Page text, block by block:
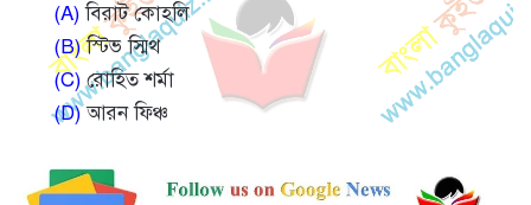
(A)বিরাট কোহলি
(B)স্টিভ স্মিথ
(C)রোহিত শর্মা
(D)আরন ফিঞ্চ